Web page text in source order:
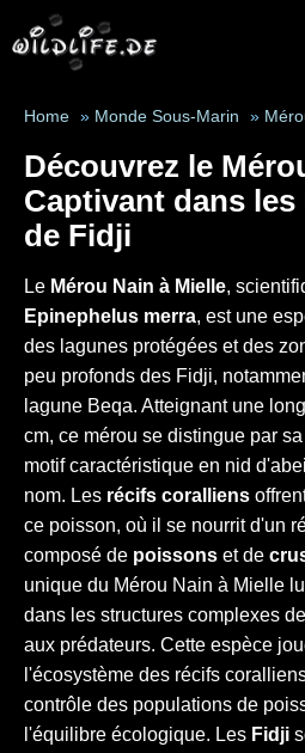
Home » Monde Sous-Marin »
Découvrez le
Captivant dans les
de Fidji
Le Mérou Nain à Mielle,
Epinephelus merra, est une
des lagunes protégées et des
peu profonds des Fidji,
lagune Beqa. Atteignant une
cm, ce mérou se distingue par
motif caractéristique en nid
nom. Les récifs coralliens
ce poisson, où il se nourrit d'un
composé de poissons et de
unique du Mérou Nain à Mielle
dans les structures complexes
aux prédateurs. Cette espèce
l'écosystème des récifs
contrôle des populations de
l'équilibre écologique. Les Fidji